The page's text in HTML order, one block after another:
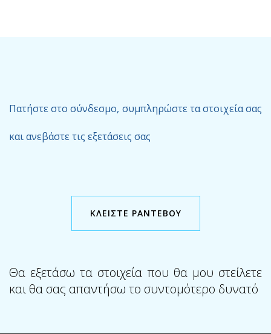
Πατήστε στο σύνδεσμο, συμπληρώστε τα στοιχεία σας
και ανεβάστε τις εξετάσεις σας
ΚΛΕΙΣΤΕ ΡΑΝΤΕΒΟΥ
Θα εξετάσω τα στοιχεία που θα μου στείλετε
και θα σας απαντήσω το συντομότερο δυνατό